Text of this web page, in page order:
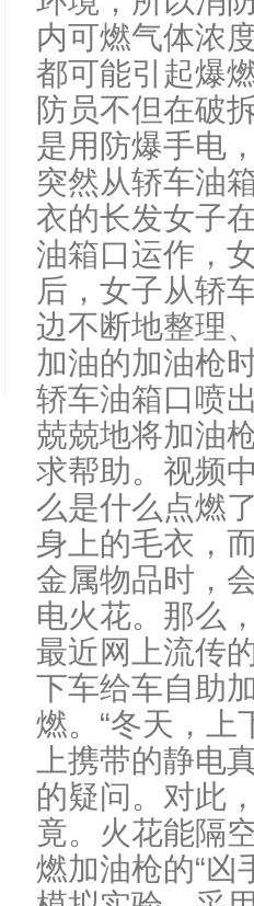
内可燃气体浓
都可能引起爆
防员不但在破
是用防爆手电
突然从轿车油
衣的长发女子
油箱口运作，
后，女子从轿
边不断地整理
加油的加油枪
轿车油箱口喷
兢兢地将加油
求帮助。视频
么是什么点燃
身上的毛衣，
金属物品时，
电火花。那么
最近网上流传
下车给车自助
燃。“冬天，上
上携带的静电
的疑问。对此
竟。火花能隔
燃加油枪的“凶